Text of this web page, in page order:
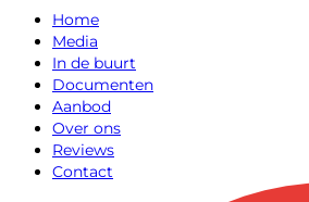
Home
Media
In de buurt
Documenten
Aanbod
Over ons
Reviews
Contact